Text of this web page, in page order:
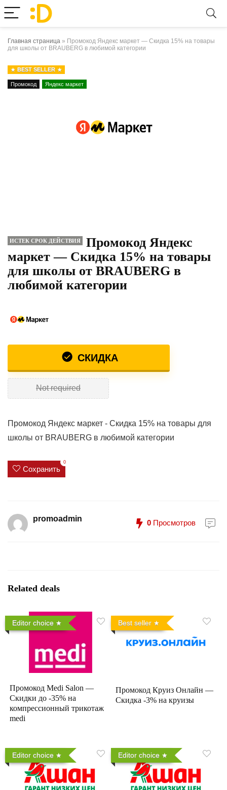
Главная страница » Промокод Яндекс маркет — Скидка 15% на товары
для школы от BRAUBERG в любимой категории
BEST SELLER
Промокод Яндекс маркет
ИСТЕК СРОК ДЕЙСТВИЯ
Промокод Яндекс
маркет — Скидка 15% на товары
для школы от BRAUBERG в
любимой категории
СКИДКА
Not required
Промокод Яндекс маркет - Скидка 15% на товары для
школы от BRAUBERG в любимой категории
Сохранить
0
promoadmin 0 Просмотров
Related deals
Editor choice
Промокод Medi Salon —
Скидки до -35% на
компрессионный трикотаж
medi
Best seller
Промокод Круиз Онлайн —
Скидка -3% на круизы
Editor choice Editor choice